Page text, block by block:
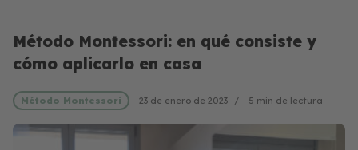
Método Montessori: en qué consiste y
cómo aplicarlo en casa
Método Montessori 23 de enero de 2023 5 min de lectura